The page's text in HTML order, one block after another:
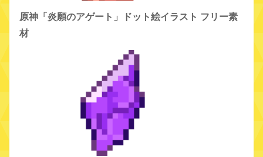
原神「炎願のアゲート」ドット絵イラスト フリー素
材